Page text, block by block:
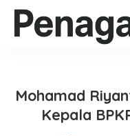
Mohamad
Kepala